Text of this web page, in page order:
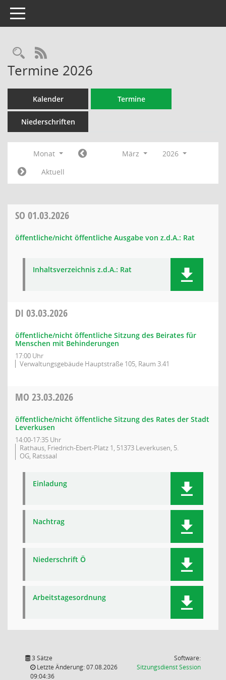
Toggle navigation
Rechercheauswahl
RSS-Feed
Termine 2026
Kalender Termine
Niederschriften
Monat März
2026
Aktuell
SO 01.03.2026
öffentliche/nicht öffentliche Ausgabe von z.d.A.: Rat
Inhaltsverzeichnis z.d.A.: Rat
DI 03.03.2026
öffentliche/nicht öffentliche Sitzung des Beirates für
Menschen mit Behinderungen
17:00 Uhr
Verwaltungsgebäude Hauptstraße 105, Raum 3.41
MO 23.03.2026
öffentliche/nicht öffentliche Sitzung des Rates der Stadt
Leverkusen
14:00-17:35 Uhr
Rathaus, Friedrich-Ebert-Platz 1, 51373 Leverkusen, 5.
OG, Ratssaal
Einladung
Nachtrag
Niederschrift Ö
Arbeitstagesordnung
3 Sätze
Letzte Änderung: 07.08.2026
09:04:36
Software:
SitzungsdienstSession(Wird in